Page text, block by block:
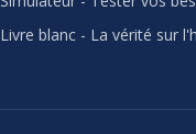
Livre blanc - La vérité sur